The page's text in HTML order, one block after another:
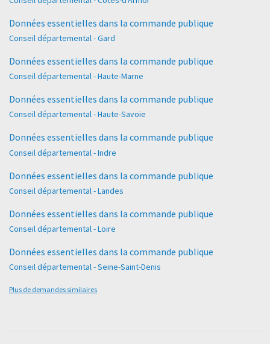
Données essentielles dans la commande publique
Conseil départemental - Gard
Données essentielles dans la commande publique
Conseil départemental - Haute-Marne
Données essentielles dans la commande publique
Conseil départemental - Haute-Savoie
Données essentielles dans la commande publique
Conseil départemental - Indre
Données essentielles dans la commande publique
Conseil départemental - Landes
Données essentielles dans la commande publique
Conseil départemental - Loire
Données essentielles dans la commande publique
Conseil départemental - Seine-Saint-Denis
Plus de demandes similaires